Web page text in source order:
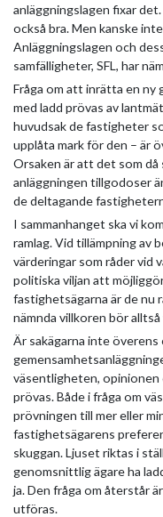
anläggningslagen fixar
också bra. Men kanske
Anläggningslagen och
samfälligheter, SFL, har
Fråga om att inrätta en ny
med ladd prövas av
huvudsak de fastigheter
upplåta mark för den – är
Orsaken är att det som då
anläggningen tillgodoser
de deltagande
I sammanhanget ska vi
ramlag. Vid tillämpning av
värderingar som råder vid
politiska viljan att
fastighetsägarna är de nu
nämnda villkoren bör
Är sakägarna inte
väsentligheten, opinionen
prövas. Både i fråga om
prövningen till mer eller
fastighetsägarens
skuggan. Ljuset riktas i
genomsnittlig ägare ha
ja. Den fråga om återstår
utföras.